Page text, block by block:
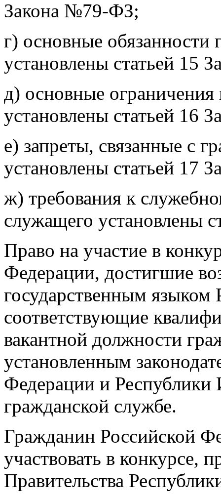
Закона №79-ФЗ;
г) основные обязанности
установлены статьей 15
д) основные
установлены статьей 16
е) запреты, связанные с
установлены статьей 17
ж) требования к
служащего установлены
Право на участие в
Федерации, достигшие
государственным
соответствующие
вакантной должности
установленным
Федерации и Республики
гражданской службе.
Гражданин Российской
участвовать в конкурсе,
Правительства